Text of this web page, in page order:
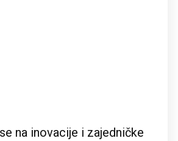
na inovacije i zajedničke